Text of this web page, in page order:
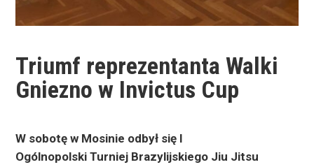
Triumf reprezentanta Walki
Gniezno w Invictus Cup
W sobotę w Mosinie odbył się I
Ogólnopolski Turniej Brazylijskiego Jiu Jitsu